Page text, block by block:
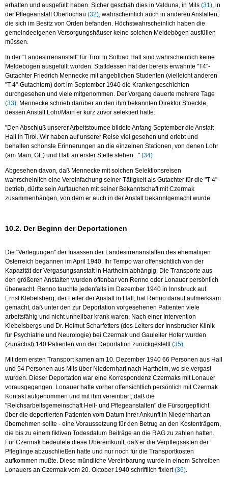
erhalten und ausgefüllt haben. Sicher geschah dies in Valduna, in Mils (31), in
der Pflegeanstalt Oberlochau (32), wahrscheinlich auch in anderen Anstalten,
die sich im Besitz von Orden befanden. Höchstwahrscheinlich haben die
gemeindeeigenen Versorgungshäuser keine solchen Meldebögen ausfüllen
müssen.
In der "Landesirrenanstalt" für Tirol in Solbad Hall sind wahrscheinlich keine
Meldebögen ausgefüllt worden. Stattdessen hat der bereits erwähnte "T4"-
Gutachter Friedrich Mennecke mit angeblichen Studenten (vielleicht anderen
"T 4"-Gutachtern) dort im September 1940 die Krankengeschichten
durchgesehen und viele mitgenommen. Der Vorgang dauerte mehrere Tage
(33). Mennecke schrieb darüber an den ihm bekannten Direktor Stoeckle,
dessen Anstalt Lohr/Main er kurz zuvor selektiert hatte:
"Den Abschluß unserer Arbeitstournee bildete Anfang September die Anstalt
Hall in Tirol. Wir haben auf unserer Reise viel gesehen und erlebt und
behalten schönste Erinnerungen an die einzelnen Stationen, von denen Lohr
(am Main, GE) und Hall an erster Stelle stehen..." (34)
Abgesehen davon, daß Mennecke mit solchen Selektionsreisen
wahrscheinlich eine Vereinfachung seiner Tätigkeit als Gutachter für die "T 4"
betrieb, dürfte sein Auftauchen mit seiner Bekanntschaft mit Czermak
zusammenhängen, von dem er auch in der Anstalt bekanntgemacht wurde.
10.2. Der Beginn der Deportationen
Die "Verlegungen" der Insassen der Landesirrenanstalten des ehemaligen
Österreich begannen im April 1940. Ihr Tempo war offensichtlich von der
Kapazität der Vergasungsanstalt in Hartheim abhängig. Die Transporte aus
den größeren Anstalten wurden offenbar von Renno oder Lonauer persönlich
überwacht. Renno tauchte jedenfalls im Dezember 1940 in Innsbruck auf.
Ernst Klebelsberg, der Leiter der Anstalt in Hall, hat Renno darauf aufmerksam
gemacht, daß unter den zur Deportation vorgesehenen Patienten viele
arbeitsfähig und nicht unheilbar krank waren. Nach einer Intervention
Klebeisbergs und Dr. Helmut Scharfetters (des Leiters der Innsbrucker Klinik
für Psychiatrie und Neurologie) bei Czermak und Gauleiter Hofer wurden
(zunächst) 140 Patienten von der Deportation zurückgestellt(35).
Mit dem ersten Transport kamen am 10. Dezember 1940 66 Personen aus Hall
und 54 Personen aus Mils über Niedernhart nach Hartheim, wo sie vergast
wurden. Dieser Deportation war eine Korrespondenz Czermaks mit Lonauer
vorausgegangen. Lonauer hatte vorher offensichtlich persönlich mit Czermak
Kontakt aufgenommen und mit ihm vereinbart, daß die
"Reichsarbeitsgemeinschaft Heil- und Pflegeanstalten" die Fürsorgepflicht
über die deportierten Patienten vom Datum ihrer Ankunft in Niedernhart an
übernehmen sollte - eine Voraussetzung für den Betrug an den Kostenträgern,
die bis zu einem fiktiven Todesdatum Beiträge an die RAG zu zahlen hatten.
Für Czermak bedeutete diese Übereinkunft, daß er die Verpflegsakten der
Pfleglinge abzuschließen hatte und nur noch für die Transportkosten
aufkommen mußte. Diese mündliche Vereinbarung wurde in einem Schreiben
Lonauers an Czermak vom 20. Oktober 1940 schriftlich fixiert(36).